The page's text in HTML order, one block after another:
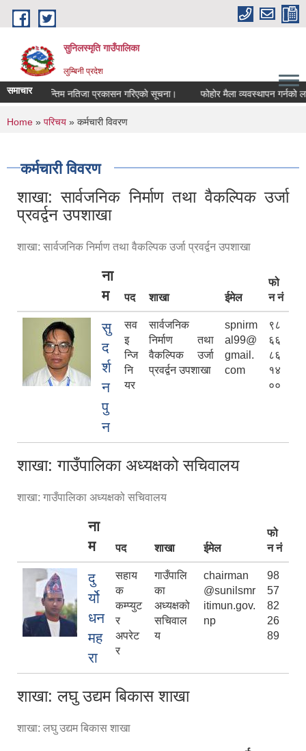
Skip to main content
सुनिलस्मृति गाउँपालिका
लुम्बिनी प्रदेश
समाचार
अन्तिम नतिजा प्रकासन गरिएकाे सूचना। फोहोर मैला व्यवस्थापन गर्नको लागि
You are here
Home » परिचय » कर्मचारी विवरण
कर्मचारी विवरण
शाखा: सार्वजनिक निर्माण तथा वैकल्पिक उर्जा
प्रवर्द्वन उपशाखा
शाखा: सार्वजनिक निर्माण तथा वैकल्पिक उर्जा प्रवर्द्वन उपशाखा
ना
म
पद शाखा ईमेल
फो
न नं
सु
द
र्श
न
पु
न
सव
इ
न्जि
नि
यर
सार्वजनिक
निर्माण तथा
वैकल्पिक उर्जा
प्रवर्द्वन उपशाखा
spnirm
al99@
gmail.
com
९८
६६
८६
१४
००
शाखा: गाउँपालिका अध्यक्षको सचिवालय
शाखा: गाउँपालिका अध्यक्षको सचिवालय
ना
म
पद शाखा ईमेल
फो
न नं
दु
र्यो
धन
मह
रा
सहाय
क
कम्प्युट
र
अपरेट
र
गाउँपालि
का
अध्यक्षको
सचिवाल
य
chairman
@sunilsmr
itimun.gov.
np
98
57
82
26
89
शाखा: लघु उद्यम बिकास शाखा
शाखा: लघु उद्यम बिकास शाखा